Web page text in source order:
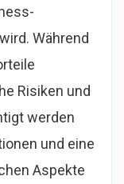
Während
Risiken und
werden
und eine
Aspekte